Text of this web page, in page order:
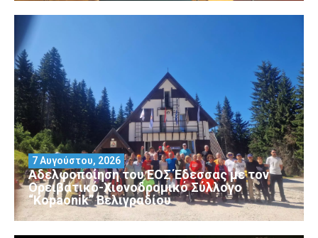
Αδελφοποίηση του ΕΟΣ Έδεσσας με τον
Ορειβατικό-Χιονοδρομικό Σύλλογο
“Kopaonik” Βελιγραδίου
7 Αυγούστου, 2026